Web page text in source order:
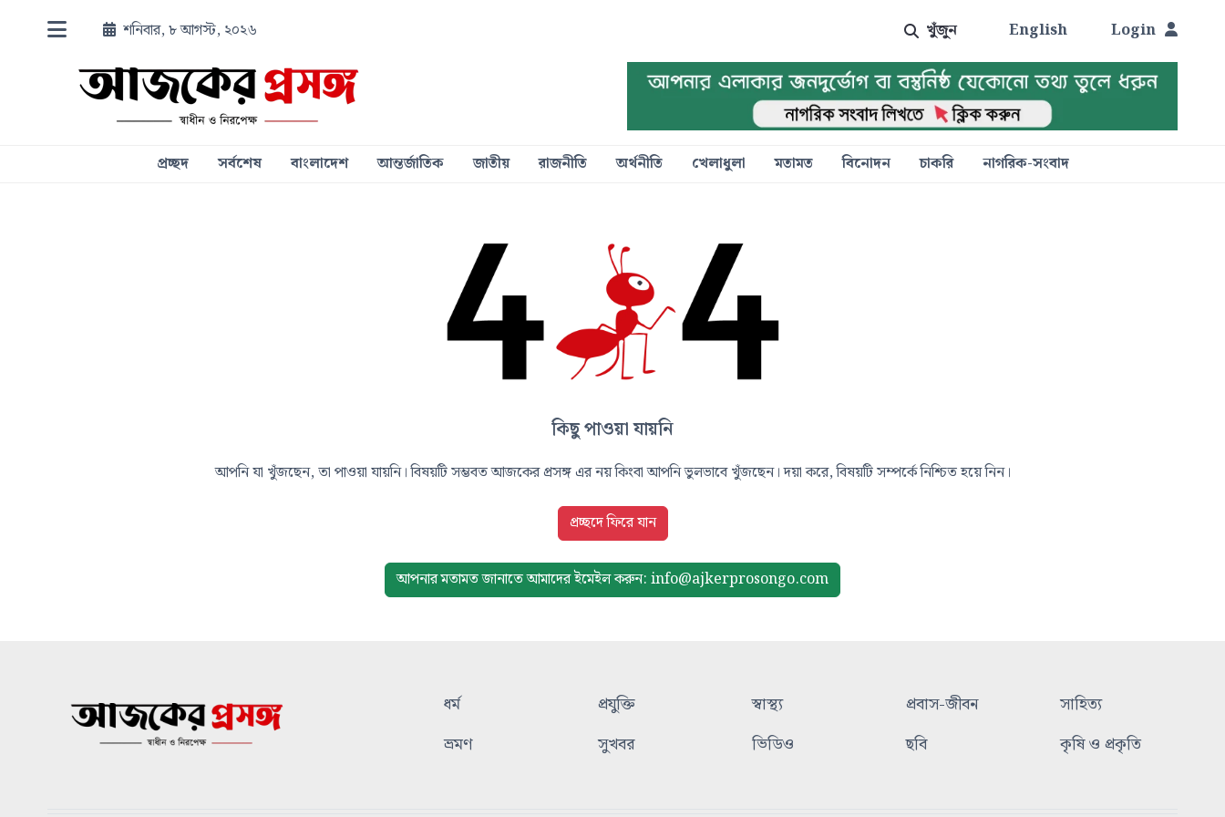
শনিবার, ৮ আগস্ট, ২০২৬ খুঁজুন English Login
প্রচ্ছদ সর্বশেষ বাংলাদেশ আন্তর্জাতিক জাতীয় রাজনীতি অর্থনীতি খেলাধুলা মতামত বিনোদন চাকরি নাগরিক-সংবাদ
কিছু পাওয়া যায়নি
আপনি যা খুঁজছেন, তা পাওয়া যায়নি। বিষয়টি সম্ভবত আজকের প্রসঙ্গ এর নয় কিংবা আপনি ভুলভাবে খুঁজছেন। দয়া করে, বিষয়টি সম্পর্কে নিশ্চিত হয়ে নিন।
প্রচ্ছদে ফিরে যান
আপনার মতামত জানাতে আমাদেরইমেইল করুন: info@ajkerprosongo.com
ধর্ম প্রযুক্তি স্বাস্থ্য প্রবাস-জীবন
সাহিত্য
ভ্রমণ
সুখবর ভিডিও ছবি কৃষি ও প্রকৃতি